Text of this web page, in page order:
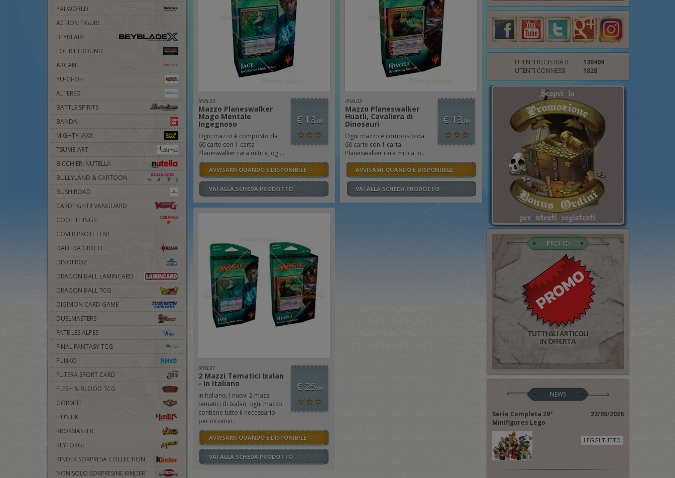
PALWORLD
ACTION FIGURE
BEYBLADE
LOL RIFTBOUND
ARCANE
YU-GI-OH
ALTERED
BATTLE SPIRITS
BANDAI
MIGHTY JAXX
TSUME-ART
BICCHIERI NUTELLA
BULLYLAND & CARTOON
BUSHIROAD
CARDFIGHT!! VANGUARD
COOL THINGS
COVER PROTETTIVE
DADI DA GIOCO
DINOFROZ
DRAGON BALL LAMINCARD
DRAGON BALL TCG
DIGIMON CARD GAME
DUELMASTERS
FATE LES ALPES
FINAL FANTASY TCG
FUNKO
FUTERA SPORT CARD
FLESH & BLOOD TCG
GORMITI
HUNTIK
KROSMASTER
KEYFORGE
KINDER SORPRESA COLLECTION
NON SOLO SORPRESINE KINDER
IPIXL03
Mazzo Planeswalker
Mago Mentale
Ingegnoso
Ogni mazzo è composto da
60 carte con 1 carta
Planeswalker rara mitica, og....
€ 13,00
AVVISAMI QUANDO È DISPONIBILE
VAI ALLA SCHEDA PRODOTTO
IPIXL02
Mazzo Planeswalker
Huatli, Cavaliera di
Dinosauri
Ogni mazzo è composto da
60 carte con 1 carta
Planeswalker rara mitica, o..
€ 13,00
AVVISAMI QUANDO È DISPONIBILE
VAI ALLA SCHEDA PRODOTTO
IPIXL01
2 Mazzi Tematici Ixalan
- In Italiano
In Italiano, I nuovi 2 mazzi
tematici di Ixalan, ogni mazzo
contiene tutto il necessario
per incomin..
€ 25,00
AVVISAMI QUANDO È DISPONIBILE
VAI ALLA SCHEDA PRODOTTO
UTENTI REGISTRATI
130409
UTENTI CONNESSI
1828
PROMO
TUTTI GLI ARTICOLI
IN OFFERTA
NEWS
Serie Completa 29°
Minifigures Lego
22/05/2026
LEGGI TUTTO